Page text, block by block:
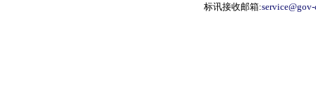
标讯接收邮箱: